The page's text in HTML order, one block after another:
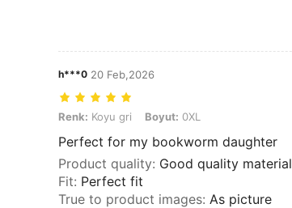
h***0 20 Feb,2026
Renk: Koyu gri, Boyut: 0XL
Renk: Koyu gri Boyut: 0XL
Perfect for my bookworm daughter
Product quality: Good quality material
Fit: Perfect fit
True to product images: As picture